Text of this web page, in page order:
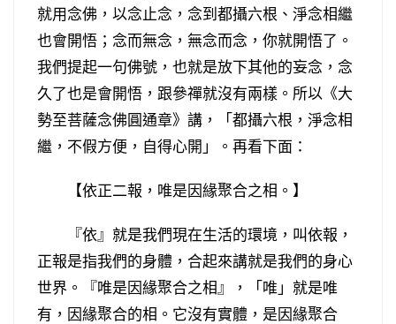
就用念佛，以念止念，念到都攝六根、淨念相繼
也會開悟；念而無念，無念而念，你就開悟了。
我們提起一句佛號，也就是放下其他的妄念，念
久了也是會開悟，跟參禪就沒有兩樣。所以《大
勢至菩薩念佛圓通章》講，「都攝六根，淨念相
繼，不假方便，自得心開」。再看下面：
【依正二報，唯是因緣聚合之相。】
『依』就是我們現在生活的環境，叫依報，
正報是指我們的身體，合起來講就是我們的身心
世界。『唯是因緣聚合之相』，「唯」就是唯
有，因緣聚合的相。它沒有實體，是因緣聚合